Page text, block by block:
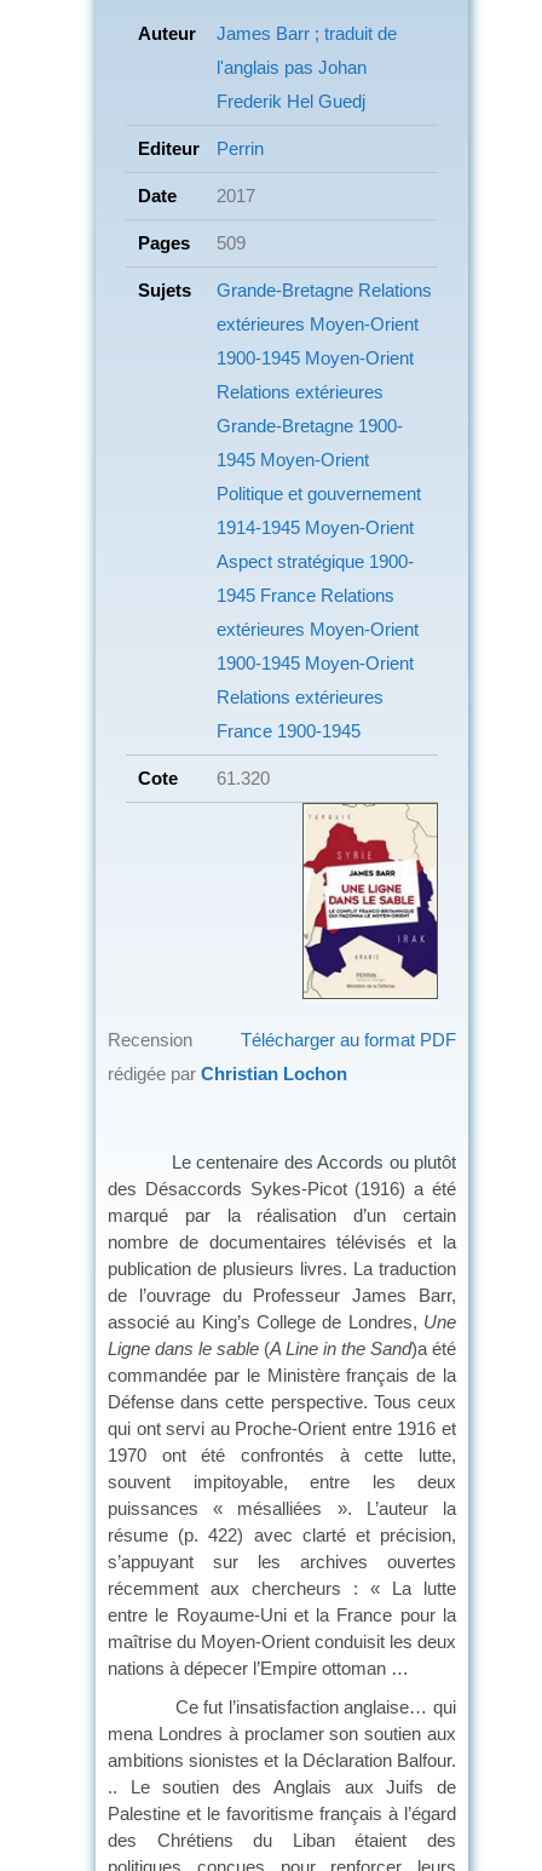
Auteur
James Barr ; traduit de
l'anglais pas Johan
Frederik Hel Guedj
Editeur Perrin
Date 2017
Pages 509
Sujets Grande-Bretagne Relations
extérieures Moyen-Orient
1900-1945 Moyen-Orient
Relations extérieures
Grande-Bretagne 1900-
1945 Moyen-Orient
Politique et gouvernement
1914-1945 Moyen-Orient
Aspect stratégique 1900-
1945 France Relations
extérieures Moyen-Orient
1900-1945 Moyen-Orient
Relations extérieures
France 1900-1945
Cote 61.320
Télécharger au format PDF
Recension
rédigée par Christian Lochon
Le centenaire des Accords ou plutôt
des Désaccords Sykes-Picot (1916) a été
marqué par la réalisation d’un certain
nombre de documentaires télévisés et la
publication de plusieurs livres. La traduction
de l’ouvrage du Professeur James Barr,
associé au King’s College de Londres, Une
Ligne dans le sable (A Line in the Sand)a été
commandée par le Ministère français de la
Défense dans cette perspective. Tous ceux
qui ont servi au Proche-Orient entre 1916 et
1970 ont été confrontés à cette lutte,
souvent impitoyable, entre les deux
puissances « mésalliées ». L’auteur la
résume (p. 422) avec clarté et précision,
s’appuyant sur les archives ouvertes
récemment aux chercheurs : « La lutte
entre le Royaume-Uni et la France pour la
maîtrise du Moyen-Orient conduisit les deux
nations à dépecer l’Empire ottoman …
Ce fut l’insatisfaction anglaise… qui
mena Londres à proclamer son soutien aux
ambitions sionistes et la Déclaration Balfour.
.. Le soutien des Anglais aux Juifs de
Palestine et le favoritisme français à l’égard
des Chrétiens du Liban étaient des
politiques conçues pour renforcer leurs